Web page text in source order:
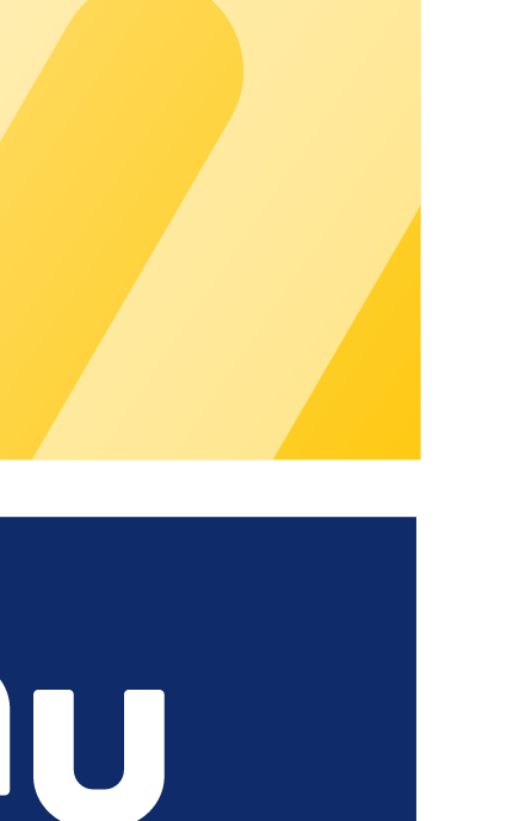
de datos en estos sistemas.
los más altos estándares de seguridad.
a través de los demás.
inmediatamente ante posibles riesgos.
Este canal permite a los clientes, socios y
para mantener nuestros altos estándares.